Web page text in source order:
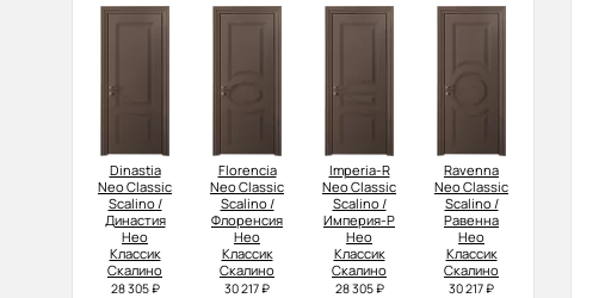
Dinastia
Neo Classic
Scalino /
Династия
Нео
Классик
Скалино
28 305 ₽
Florencia
Neo Classic
Scalino /
Флоренсия
Нео
Классик
Скалино
30 217 ₽
Imperia-R
Neo Classic
Scalino /
Империя-Р
Нео
Классик
Скалино
28 305 ₽
Ravenna
Neo Classic
Scalino /
Равенна
Нео
Классик
Скалино
30 217 ₽